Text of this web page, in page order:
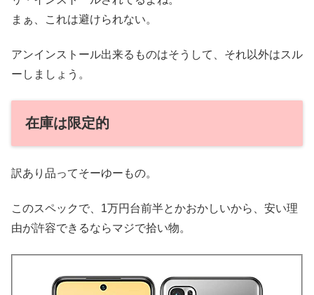
まぁ、これは避けられない。
アンインストール出来るものはそうして、それ以外はスル
ーしましょう。
在庫は限定的
訳あり品ってそーゆーもの。
このスペックで、1万円台前半とかおかしいから、安い理
由が許容できるならマジで拾い物。